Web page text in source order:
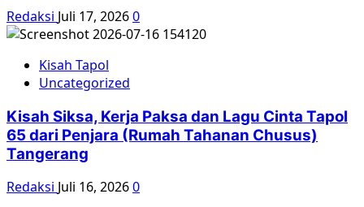
Redaksi Juli 17, 20260
Kisah Tapol
Uncategorized
Kisah Siksa, Kerja Paksa dan Lagu Cinta Tapol
65 dari Penjara (Rumah Tahanan Chusus)
Tangerang
Redaksi Juli 16, 20260